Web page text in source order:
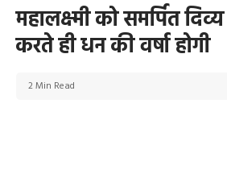
महालक्ष्मी को समर्पित
करते ही धन की वर्षा होगी
2 Min Read